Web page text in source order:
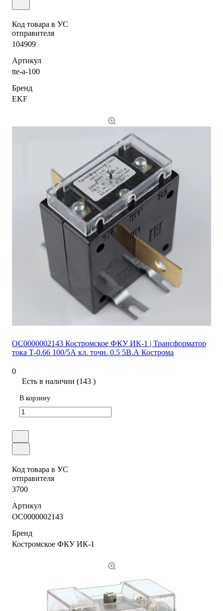
Код товара в УС
отправителя
104909
Артикул
tte-a-100
Бренд
EKF
ОС0000002143 Костромское ФКУ ИК-1 | Трансформатор
тока Т-0.66 100/5А кл. точн. 0.5 5В.А Кострома
0
Есть в наличии (143 )
В корзину
Код товара в УС
отправителя
3700
Артикул
ОС0000002143
Бренд
Костромское ФКУ ИК-1